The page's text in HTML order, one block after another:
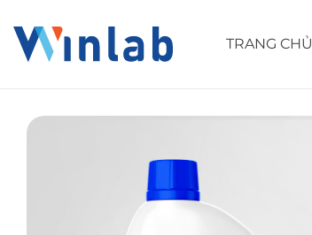
to
content
TRANG CHỦ